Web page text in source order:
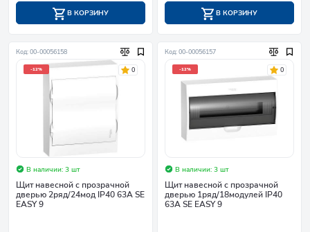
В КОРЗИНУ В КОРЗИНУ
Код: 00-00056158
-12% 0
В наличии: 3 шт
Щит навесной с прозрачной
дверью 2ряд/24мод IP40 63А SE
EASY 9
Код: 00-00056157
-12% 0
В наличии: 3 шт
Щит навесной с прозрачной
дверью 1ряд/18модулей IP40
63А SE EASY 9